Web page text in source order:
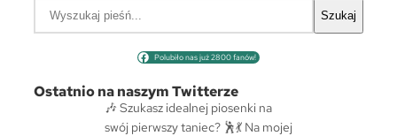
a
Szukaj
Polubiło nas już 2800 fanów!
Ostatnio na naszym Twitterze
🎶 Szukasz idealnej piosenki na
swój pierwszy taniec? 🕺💃 Na mojej